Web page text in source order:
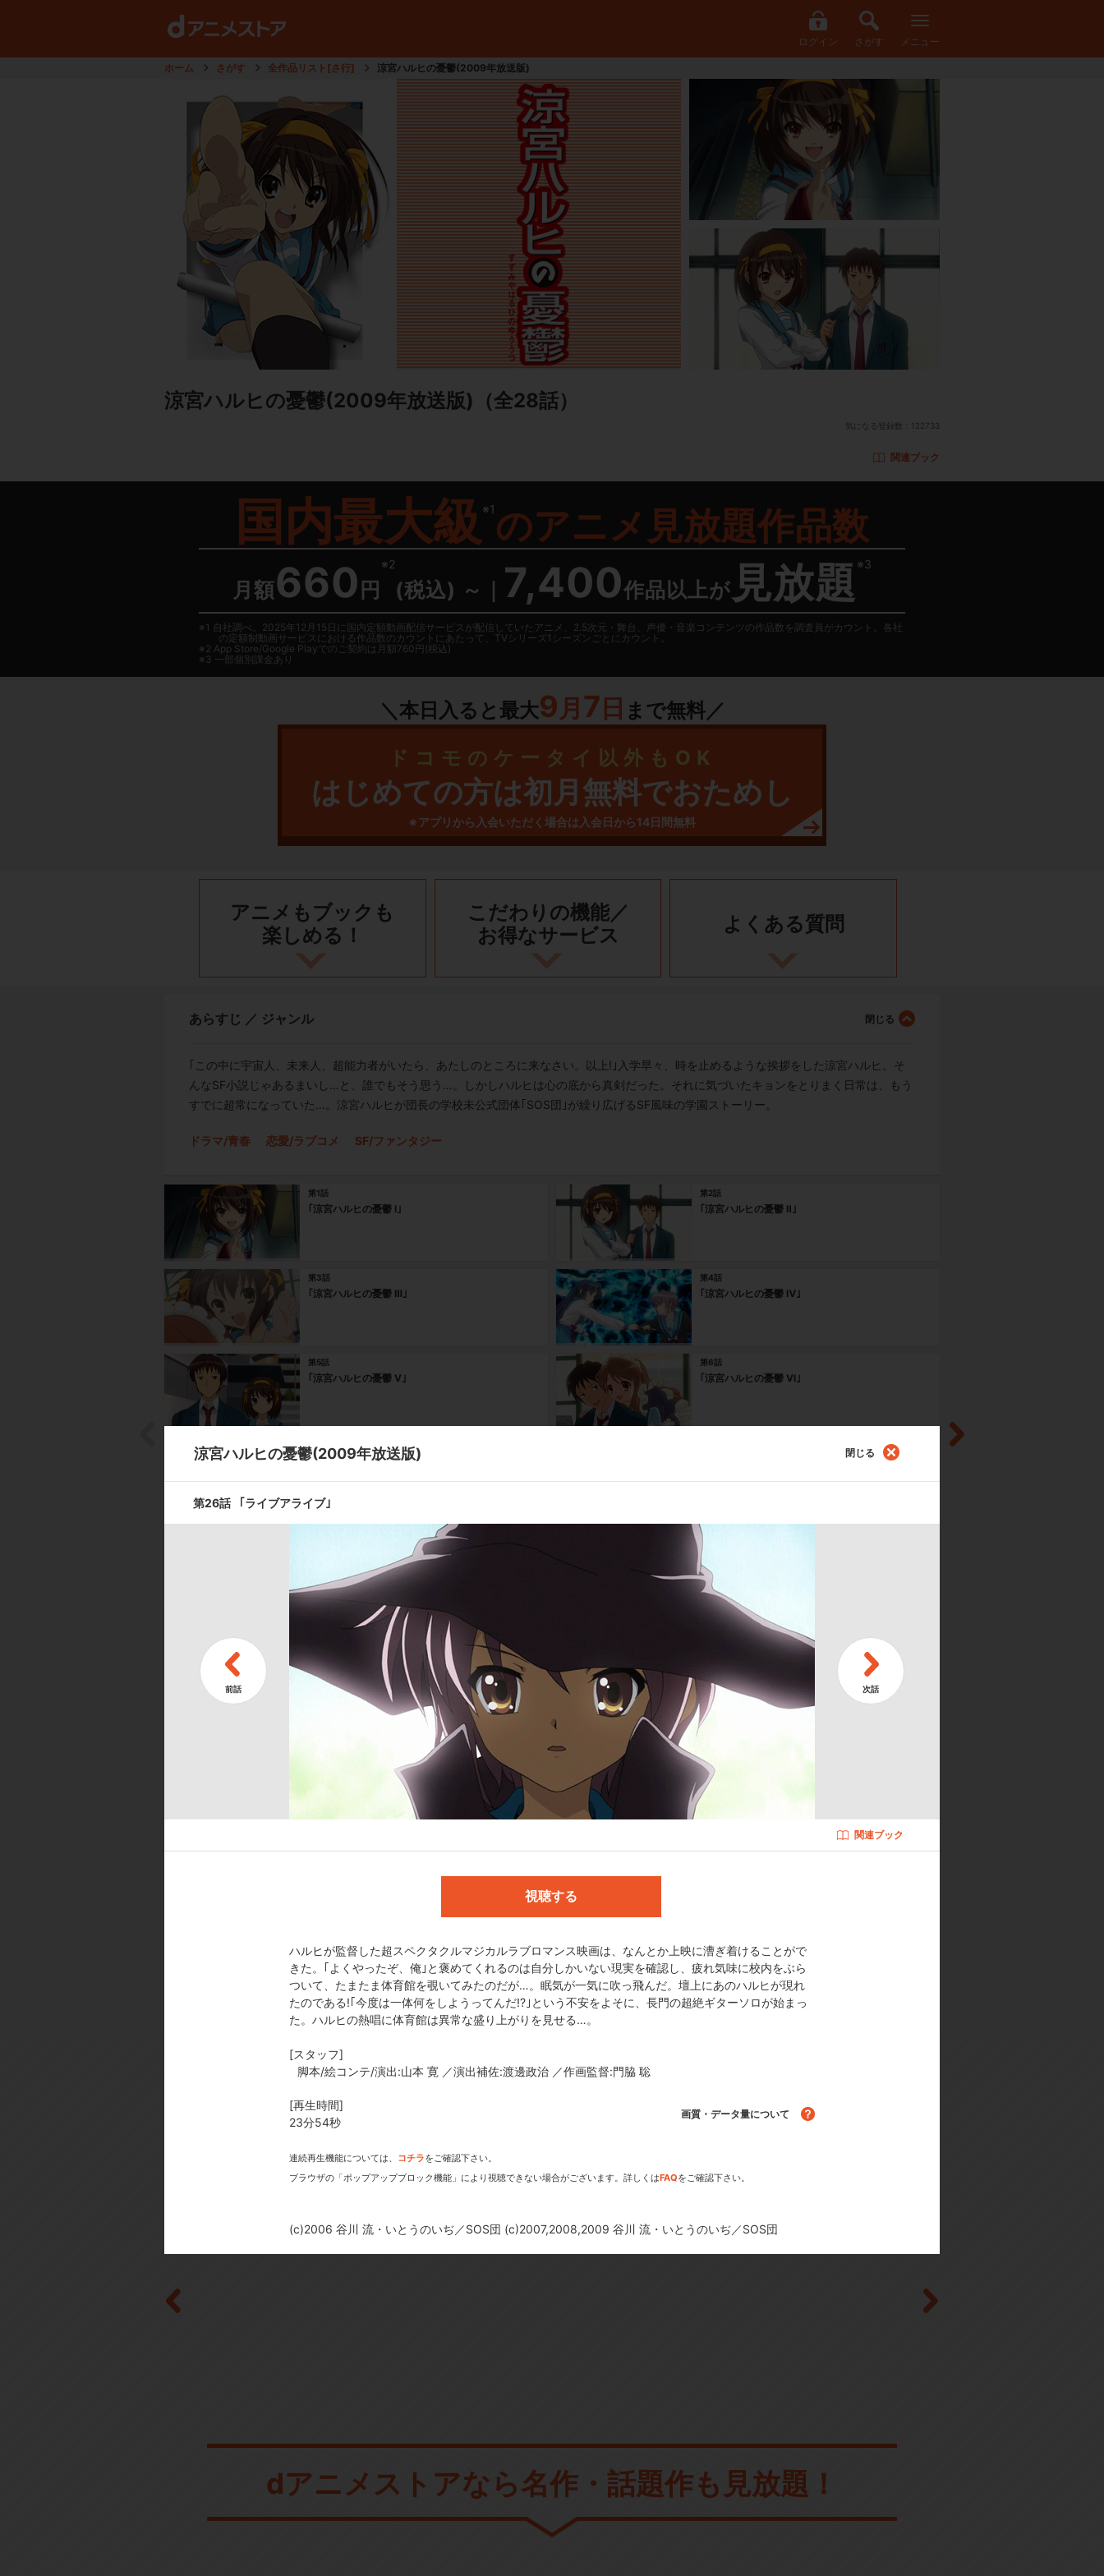
ログイン さがす メニュー
ホーム さがす 全作品リスト[さ行] 涼宮ハルヒの憂鬱(2009年放送版)
涼宮ハルヒの憂鬱(2009年放送版) （全28話）
気になる登録数： 122733
関連ブック
国内最大級 ※1 のアニメ見放題作品数
月額660 円
※2
(税込) ～ 7,400作品以上が 見放題 ※3
1 自社調べ。2025年12月15日に国内定額動画配信サービスが配信していたアニメ、2.5次元・舞台、声優・音楽コンテンツの作品数を調査員がカウント。各社
の定額制動画サービスにおける作品数のカウントにあたって、TVシリーズ1シーズンごとにカウント。
2 App Store/Google Playでのご契約は月額760円(税込)
3 一部個別課金あり
＼本日入ると最大9月 7 日 まで無料／
ドコモのケータイ以外もOK
はじめての方は初月無料でおためし
※アプリから入会いただく場合は入会日から14日間無料
アニメもブックも
楽しめる！
こだわりの機能／
お得なサービス
よくある質問
あらすじ ／ ジャンル
｢この中に宇宙人、未来人、超能力者がいたら、あたしのところに来なさい。以上!｣入学早々、時を止めるような挨拶をした涼宮ハルヒ。そ
んなSF小説じゃあるまいし…と、誰でもそう思う…。しかしハルヒは心の底から真剣だった。それに気づいたキョンをとりまく日常は、もう
すでに超常になっていた…。涼宮ハルヒが団長の学校未公式団体｢SOS団｣が繰り広げるSF風味の学園ストーリー。
ドラマ/青春 恋愛/ラブコメ SF/ファンタジー
第1話
｢涼宮ハルヒの憂鬱 I｣
第2話
｢涼宮ハルヒの憂鬱 Ⅱ｣
第3話
｢涼宮ハルヒの憂鬱 Ⅲ｣
第4話
｢涼宮ハルヒの憂鬱 Ⅳ｣
第5話
｢涼宮ハルヒの憂鬱 Ⅴ｣
第6話
｢涼宮ハルヒの憂鬱 Ⅵ｣
第7話
｢涼宮ハルヒの退屈｣
第10話
｢孤島症候群(前編)｣
｢孤島症候群(後編)｣ ｢エンドレスエイトI｣
涼宮ハルヒ:平野綾／キョン:杉田智和／長門有希:茅原実里／朝比奈みくる:後藤邑子／古泉一樹:小野大輔／朝倉涼子:桑谷夏子／鶴屋さん:松岡
由貴／谷口:白石稔／国木田:松元惠／キョン妹:あおきさやか 他
／総作画監督:西屋太志／美術監督:田村せいき／撮影監督:中上竜太／設定:高橋博行／色彩設定:石田奈央美／音響監督:鶴岡陽太(楽音舎)／編
集:重村建吾(スタジオごんぐ)／音楽:神前 暁(monaca)／アニメーション制作:京都アニメーション／製作:SOS団
(c)2006 谷川 流・いとうのいぢ／SOS団 (c)2007,2008,2009 谷川 流・いとうのいぢ／SOS団
今期アニメがいち早く見られる！
dアニメストアなら名作・話題作も見放題！
涼宮ハルヒの憂鬱(2009年放送版) 閉じる
第26話 ｢ライブアライブ｣
関連ブック
視聴する
ハルヒが監督した超スペクタクルマジカルラブロマンス映画は、なんとか上映に漕ぎ着けることがで
きた。｢よくやったぞ、俺｣と褒めてくれるのは自分しかいない現実を確認し、疲れ気味に校内をぶら
ついて、たまたま体育館を覗いてみたのだが…。眠気が一気に吹っ飛んだ。壇上にあのハルヒが現れ
たのである!｢今度は一体何をしようってんだ!?｣という不安をよそに、長門の超絶ギターソロが始まっ
た。ハルヒの熱唱に体育館は異常な盛り上がりを見せる…。
[スタッフ]
脚本/絵コンテ/演出:山本 寛 ／演出補佐:渡邊政治 ／作画監督:門脇 聡
[再生時間]
23分54秒
画質・データ量について
連続再生機能については、 コチラをご確認下さい。
ブラウザの「ポップアップブロック機能」により視聴できない場合がございます。詳しくはFAQをご確認下さい。
(c)2006 谷川 流・いとうのいぢ／SOS団 (c)2007,2008,2009 谷川 流・いとうのいぢ／SOS団